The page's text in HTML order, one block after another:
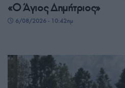
«Ο Άγιος Δημήτριος»
6/08/2026 - 10:42πμ